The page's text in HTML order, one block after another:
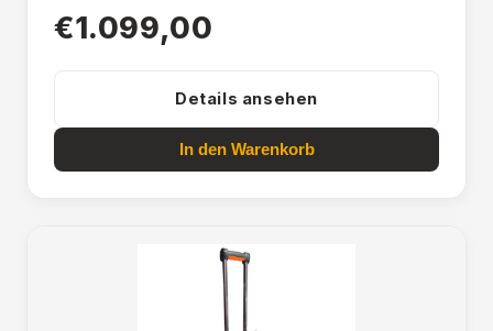
€1.099,00
Details ansehen
In den Warenkorb